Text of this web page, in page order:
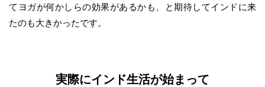
てヨガが何かしらの効果があるかも、と期待してインドに来
たのも大きかったです。
実際にインド生活が始まって